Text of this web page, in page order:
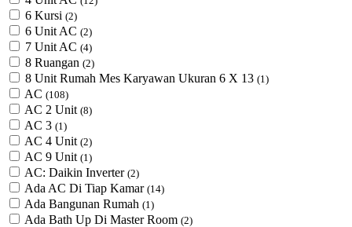
6 Kursi (2)
6 Unit AC (2)
7 Unit AC (4)
8 Ruangan (2)
8 Unit Rumah Mes Karyawan Ukuran 6 X 13 (1)
AC (108)
AC 2 Unit (8)
AC 3 (1)
AC 4 Unit (2)
AC 9 Unit (1)
AC: Daikin Inverter (2)
Ada AC Di Tiap Kamar (14)
Ada Bangunan Rumah (1)
Ada Bath Up Di Master Room (2)